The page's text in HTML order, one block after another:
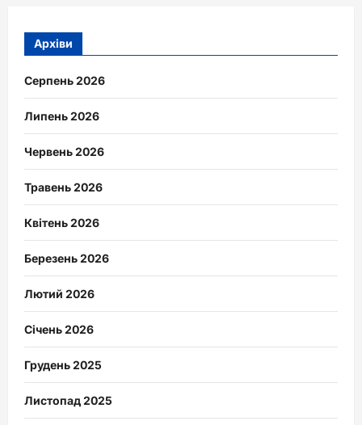
Архіви
Серпень 2026
Липень 2026
Червень 2026
Травень 2026
Квітень 2026
Березень 2026
Лютий 2026
Січень 2026
Грудень 2025
Листопад 2025